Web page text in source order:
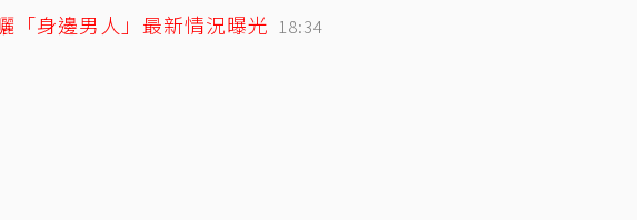
「身邊男人」最新情況曝光 18:34